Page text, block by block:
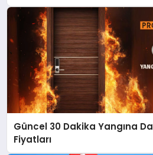
Güncel 30 Dakika Yangına
Fiyatları